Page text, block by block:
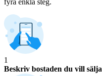
1
Beskriv bostaden du vill sälja